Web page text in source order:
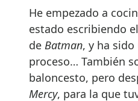
He empezado a
estado escribiendo
de Batman, y ha
proceso… También
baloncesto, pero
Mercy, para la que